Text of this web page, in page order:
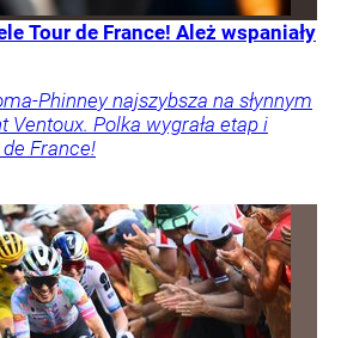
Tour de France! Ależ wspaniały
Phinney najszybsza na słynnym
Ventoux. Polka wygrała etap i
France!